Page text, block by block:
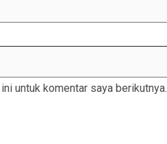
untuk komentar saya berikutnya.